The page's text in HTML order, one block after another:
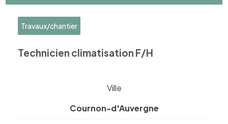
Travaux/chantier
Technicien climatisation F/H
Ville
Cournon-d'Auvergne